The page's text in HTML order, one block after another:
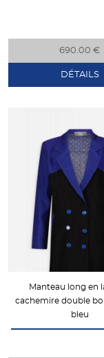
690.00 €
DÉTAILS
Manteau long en
cachemire double
bleu